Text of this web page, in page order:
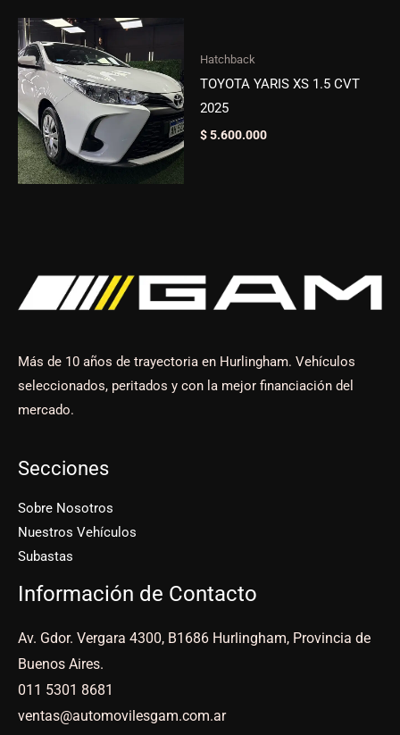
Hatchback
TOYOTA YARIS XS 1.5 CVT
2025
$5.600.000
Más de 10 años de trayectoria en Hurlingham. Vehículos
seleccionados, peritados y con la mejor financiación del
mercado.
Secciones
Sobre Nosotros
Nuestros Vehículos
Subastas
Información de Contacto
Av. Gdor. Vergara 4300, B1686 Hurlingham, Provincia de
Buenos Aires.
011 5301 8681
ventas@automovilesgam.com.ar